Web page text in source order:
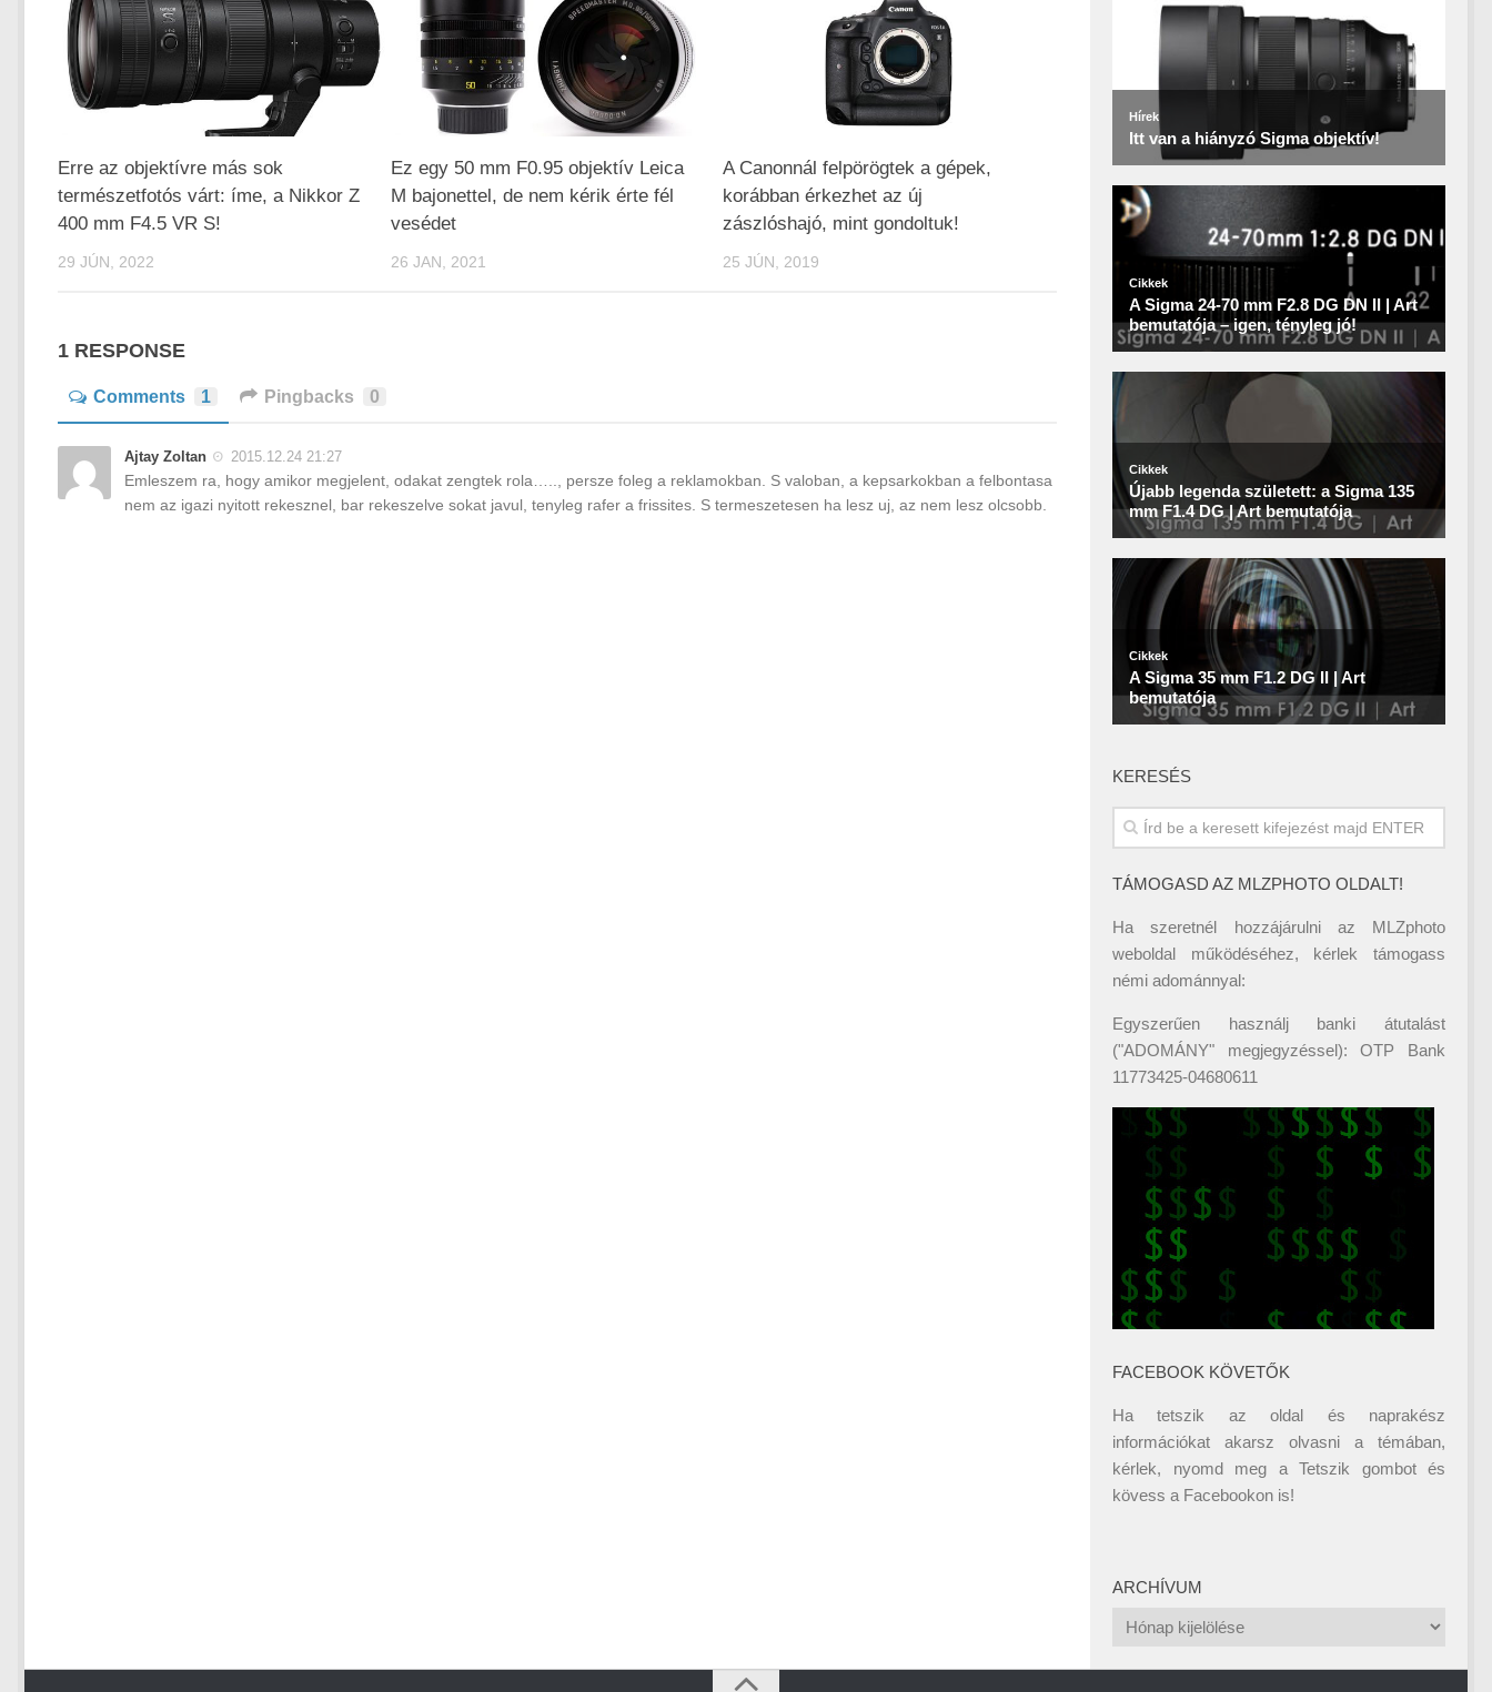
Erre az objektívre más sok
természetfotós várt: íme, a Nikkor Z
400 mm F4.5 VR S!
29 JÚN, 2022
Ez egy 50 mm F0.95 objektív Leica
M bajonettel, de nem kérik érte fél
vesédet
26 JAN, 2021
A Canonnál felpörögtek a gépek,
korábban érkezhet az új
zászlóshajó, mint gondoltuk!
25 JÚN, 2019
1 RESPONSE
Comments 1 Pingbacks 0
Ajtay Zoltan 2015.12.24 21:27
Emleszem ra, hogy amikor megjelent, odakat zengtek rola….., persze foleg a reklamokban. S valoban, a kepsarkokban a felbontasa
nem az igazi nyitott rekesznel, bar rekeszelve sokat javul, tenyleg rafer a frissites. S termeszetesen ha lesz uj, az nem lesz olcsobb.
KERESÉS
TÁMOGASD AZ MLZPHOTO OLDALT!
Ha szeretnél hozzájárulni az MLZphoto
weboldal működéséhez, kérlek támogass
némi adománnyal:
Egyszerűen használj banki átutalást
("ADOMÁNY" megjegyzéssel): OTP Bank
11773425-04680611
FACEBOOK KÖVETŐK
Ha tetszik az oldal és naprakész
információkat akarsz olvasni a témában,
kérlek, nyomd meg a Tetszik gombot és
kövess a Facebookon is!
ARCHÍVUM
Archívum